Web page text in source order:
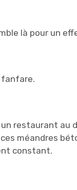
là pour un
fanfare.
restaurant au
méandres
constant.